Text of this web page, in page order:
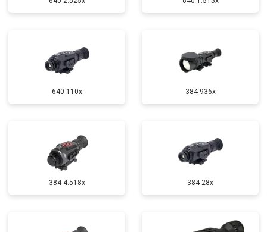
640 110x 384 936x
384 4.518x 384 28x